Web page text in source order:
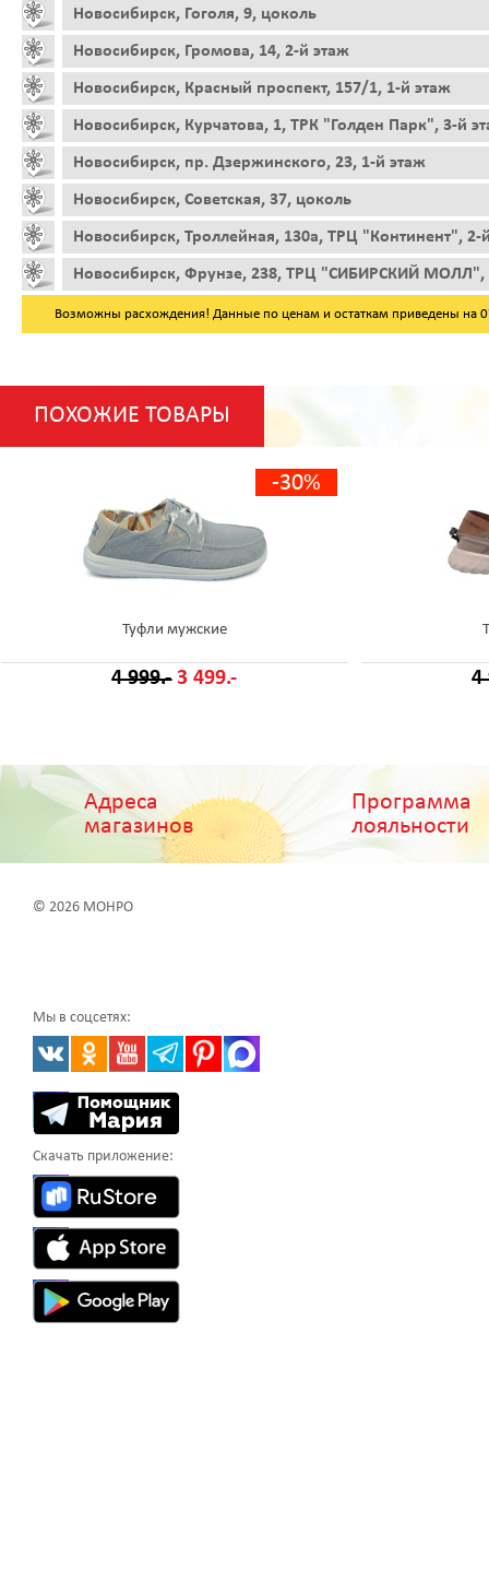
Новосибирск, Гоголя, 9, цоколь
Новосибирск, Громова, 14, 2-й этаж
Новосибирск, Красный проспект, 157/1, 1-й этаж
Новосибирск, Курчатова, 1, ТРК "Голден Парк", 3-й
Новосибирск, пр. Дзержинского, 23, 1-й этаж
Новосибирск, Советская, 37, цоколь
Новосибирск, Троллейная, 130а, ТРЦ "Континент", 2-
Новосибирск, Фрунзе, 238, ТРЦ "СИБИРСКИЙ МОЛЛ",
Возможны расхождения! Данные по ценам и остаткам приведены на
ПОХОЖИЕ ТОВАРЫ
-30%
Туфли мужские
4 999.- 3 499.- 4
Адреса
магазинов
Программа
лояльности
© 2026 МОНРО
Мы в соцсетях:
Скачать приложение: